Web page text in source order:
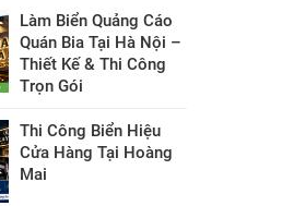
Làm Biển Quảng Cáo
Quán Bia Tại Hà Nội –
Thiết Kế & Thi Công
Trọn Gói
Thi Công Biển Hiệu
Cửa Hàng Tại Hoàng
Mai